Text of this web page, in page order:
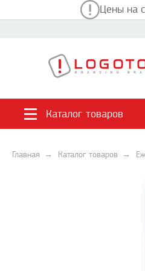
Цены на
Каталог товаров
Главная Каталог товаров